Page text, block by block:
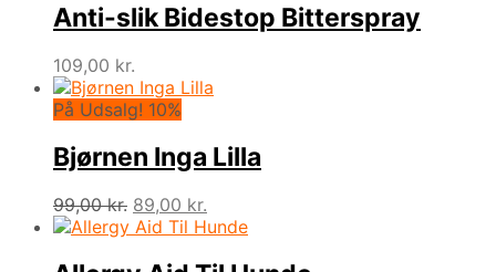
Anti-slik Bidestop Bitterspray
109,00 kr.
På Udsalg! 10%
Bjørnen Inga Lilla
99,00kr. Den
oprindelige
89,00 kr.
aktuelle